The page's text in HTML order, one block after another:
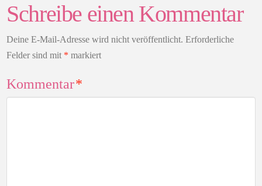
Schreibe einen Kommentar
Deine E-Mail-Adresse wird nicht veröffentlicht. Erforderliche
Felder sind mit * markiert
Kommentar*